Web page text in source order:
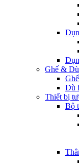
Ghế &
Dù
Thiết bị
Bộ